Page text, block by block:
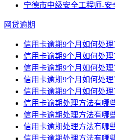
宁德市中级安全工程师-
网贷逾期
信用卡逾期9个月如何处
信用卡逾期9个月如何处
信用卡逾期9个月如何处
信用卡逾期9个月如何处
信用卡逾期9个月如何处
信用卡逾期处理方法有哪
信用卡逾期处理方法有哪
信用卡逾期处理方法有哪
信用卡逾期处理方法有哪